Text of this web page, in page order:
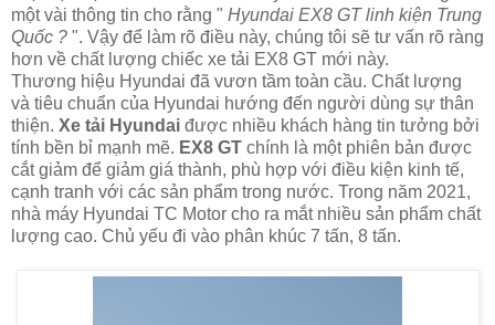
một vài thông tin cho rằng " Hyundai EX8 GT linh kiện Trung
Quốc ? ". Vậy để làm rõ điều này, chúng tôi sẽ tư vấn rõ ràng
hơn về chất lượng chiếc xe tải EX8 GT mới này.
Thương hiệu Hyundai đã vươn tầm toàn cầu. Chất lượng
và tiêu chuẩn của Hyundai hướng đến người dùng sự thân
thiện. Xe tải Hyundai được nhiều khách hàng tin tưởng bởi
tính bền bỉ mạnh mẽ. EX8 GT chính là một phiên bản được
cắt giảm để giảm giá thành, phù hợp với điều kiện kinh tế,
cạnh tranh với các sản phẩm trong nước. Trong năm 2021,
nhà máy Hyundai TC Motor cho ra mắt nhiều sản phẩm chất
lượng cao. Chủ yếu đi vào phân khúc 7 tấn, 8 tấn.